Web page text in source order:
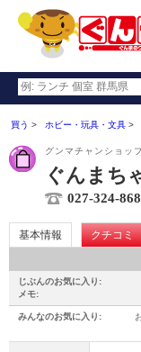
買う ホビー・玩具・文具
グンマチャンショッ
ぐんまち
027-324-
基本情報 クチコミ
じぶんのお気に入り:
メモ:
みんなのお気に入り: